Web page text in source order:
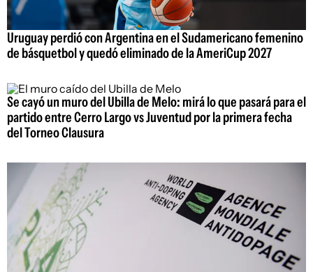
Uruguay perdió con Argentina en el Sudamericano femenino
de básquetbol y quedó eliminado de la AmeriCup 2027
Se cayó un muro del Ubilla de Melo: mirá lo que pasará para el
partido entre Cerro Largo vs Juventud por la primera fecha
del Torneo Clausura